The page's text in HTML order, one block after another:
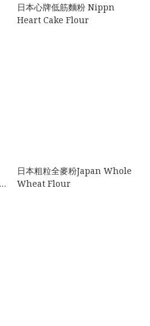
日本心牌低筋麵粉 Nippn
Heart Cake Flour
日本粗粒全麥粉Japan Whole
Wheat Flour